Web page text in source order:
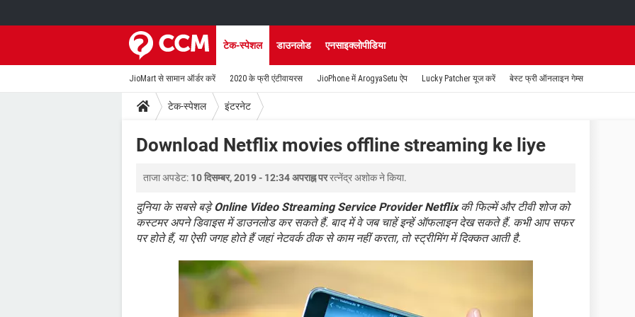
टेक-स्पेशल डाउनलोड एनसाइक्लोपीडिया
JioMart से सामान ऑर्डर करें 2020 के फ्री एंटीवायरस JioPhone में ArogyaSetu ऐप Lucky Patcher यूज करें बेस्ट फ्री ऑनलाइन गेम्स
टेक-स्पेशल इंटरनेट
Download Netflix movies offline streaming ke liye
ताजा अपडेट: 10 दिसम्बर, 2019 - 12:34 अपराह्न पररत्नेंद्र अशोकने किया.
दुनिया के सबसे बड़ेOnline Video Streaming Service Provider Netflixकी फिल्में और टीवी शोज को
कस्टमर अपने डिवाइस में डाउनलोड कर सकते हैं. बाद में वे जब चाहें इन्हें ऑफलाइन देख सकते हैं. कभी आप सफर
पर होते हैं, या ऐसी जगह होते हैं जहां नेटवर्क ठीक से काम नहीं करता, तो स्ट्रीमिंग में दिक्कत आती है.